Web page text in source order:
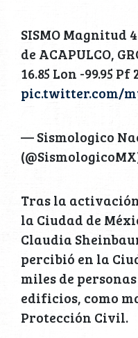
SISMO Magnitud
de ACAPULCO,
16.85 Lon -99.95 Pf
pic.twitter.com/
— Sismologico
Tras la
la Ciudad de
Claudia
percibió en la
miles de
edificios, como
Protección Civil.